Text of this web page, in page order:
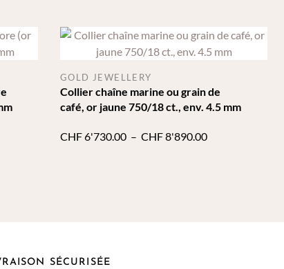
Collier chaîne marine ou grain de
café, or jaune 750/18 ct., env. 4.5 mm
GOLD JEWELLERY
CHF6'730.00 – CHF8'890.00Plage
SÉCURISÉE